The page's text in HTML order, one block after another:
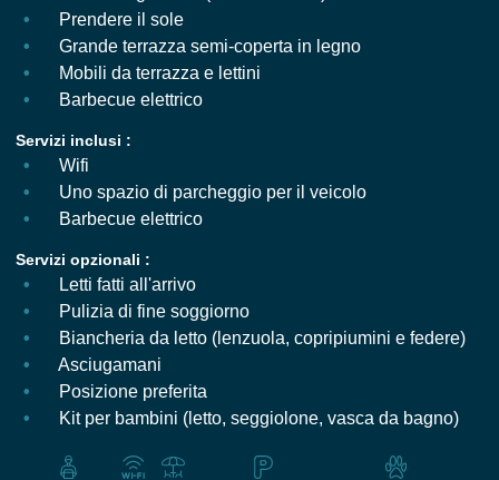
Prendere il sole
Grande terrazza semi-coperta in legno
Mobili da terrazza e lettini
Barbecue elettrico
Servizi inclusi :
Wifi
Uno spazio di parcheggio per il veicolo
Barbecue elettrico
Servizi opzionali :
Letti fatti all'arrivo
Pulizia di fine soggiorno
Biancheria da letto (lenzuola, copripiumini e federe)
Asciugamani
Posizione preferita
Kit per bambini (letto, seggiolone, vasca da bagno)